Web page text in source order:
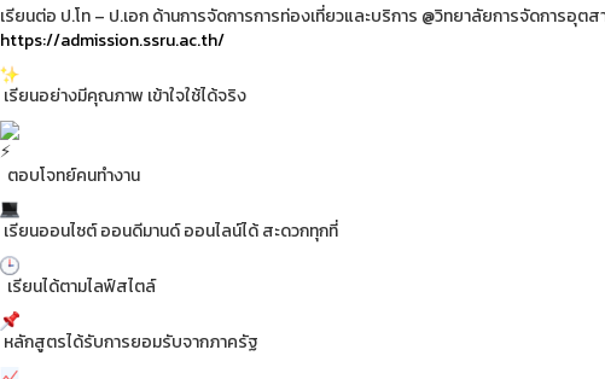
เรียนต่อ ป.โท – ป.เอก ด้านการจัดการการท่องเที่ยวและบริการ @วิทยาลัยการจัดการอุ
https://admission.ssru.ac.th/
เรียนอย่างมีคุณภาพ เข้าใจใช้ได้จริง
ตอบโจทย์คนทำงาน
เรียนออนไซต์ ออนดีมานด์ ออนไลน์ได้ สะดวกทุกที่
เรียนได้ตามไลฟ์สไตล์
หลักสูตรได้รับการยอมรับจากภาครัฐ